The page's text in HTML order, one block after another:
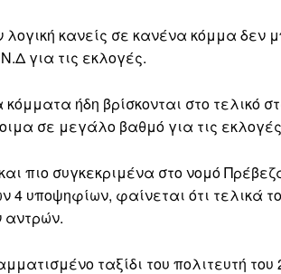
λογική κανείς σε κανένα κόμμα δεν
για τις εκλογές.
κόμματα ήδη βρίσκονται στο τελικό
σε μεγάλο βαθμό για τις
πιο συγκεκριμένα στο νομό
4 υποψηφίων, φαίνεται ότι τελικά
αντρών.
ταξίδι του πολιτευτή του